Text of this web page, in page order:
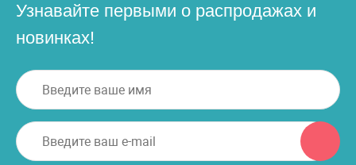
Узнавайте первыми о распродажах и
новинках!